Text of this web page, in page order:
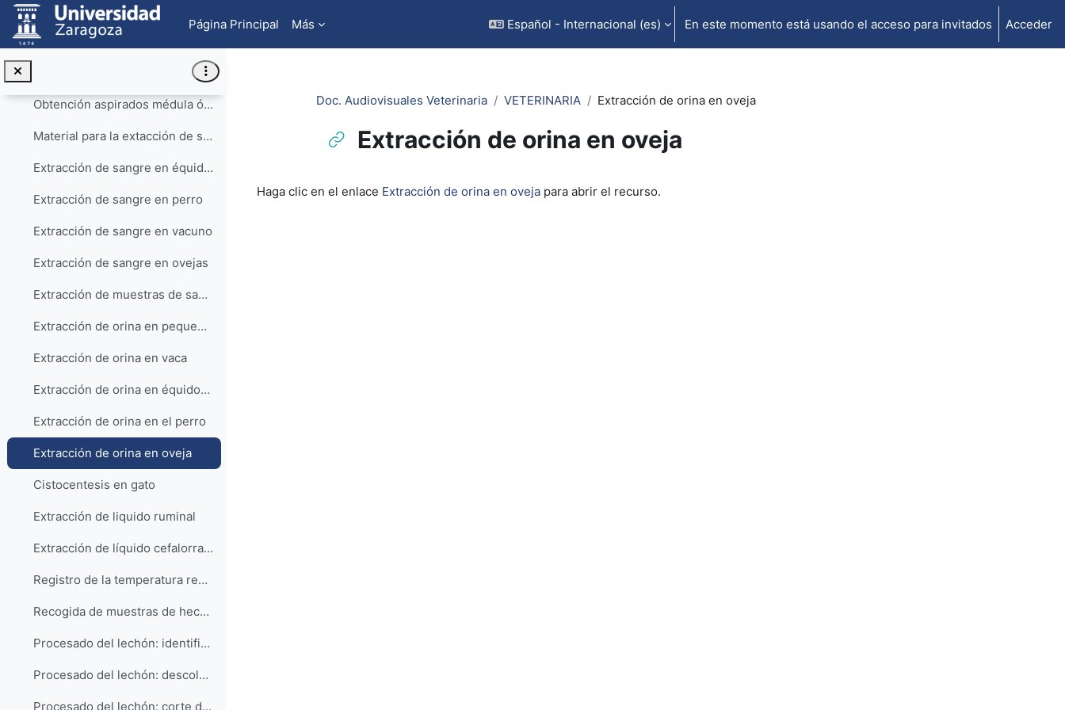
Salta al contenido principal
Página Principal
Más Español - Internacional ‎(es)‎ En este momento está usando el acceso para invitados Acceder
Aspectos generales de la exploración ecográfica
Obtención aspirados médula ósea
Material para la extacción de sangre
Extracción de sangre en équidos
Extracción de sangre en perro
Extracción de sangre en vacuno
Extracción de sangre en ovejas
Extracción de muestras de sangre en lechones y cerdos adultos
Extracción de orina en pequeños animales
Extracción de orina en vaca
Extracción de orina en équidos HD
Extracción de orina en el perro
Extracción de orina en oveja
Cistocentesis en gato
Extracción de liquido ruminal
Extracción de líquido cefalorraquídeo (LCR) en la oveja
Registro de la temperatura rectal en lechones y cerdos adultos
Recogida de muestras de heces en el lechón
Procesado del lechón: identificación y aplicación de productos profilácticos
Procesado del lechón: descolmillado
Procesado del lechón: corte de la cola
Doc. Audiovisuales Veterinaria VETERINARIA Extracción de orina en oveja
Extracción de orina en oveja
Haga clic en el enlace Extracción de orina en oveja para abrir el recurso.